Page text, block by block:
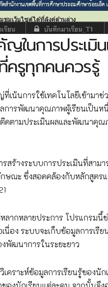
ญในการประ
ครูทุกคนควรรู้
น้นการใช้เทคโนโลยีเข้ามาช่
ารพัฒนาคุณภาพผู้เรียนเป็นห
ตามประเมินผลและพัฒนาคุณ
สร้างระบบการประเมินที่สาม
ษณะ ซึ่งสอดคล้องกับหลักสูต
ากหลายประการ โปรแกรมนี้
นื่อง ระบบจะเก็บข้อมูลการเรี
พัฒนาการในระยะยาว
คราะห์ข้อมูลการเรียนรู้ของนั